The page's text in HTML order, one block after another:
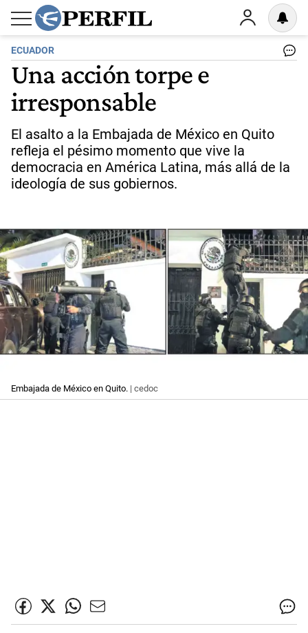
ECUADOR
Una acción torpe e
irresponsable
El asalto a la Embajada de México en Quito
refleja el pésimo momento que vive la
democracia en América Latina, más allá de la
ideología de sus gobiernos.
Embajada de México en Quito. | cedoc